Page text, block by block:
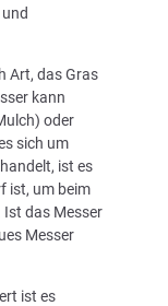
Art, das Gras
kann
oder
sich um
ist es
ist, um beim
Ist das Messer
Messer
ist es